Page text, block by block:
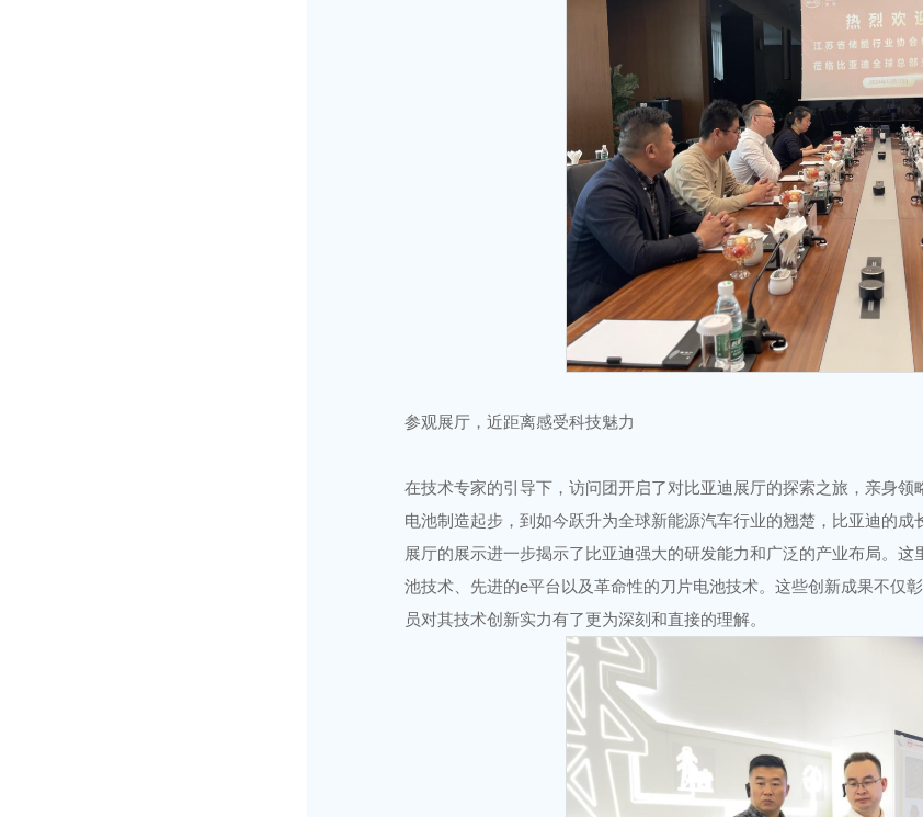
参观展厅，近距离感受科技魅力
在技术专家的引导下，访问团开启了对比亚迪展厅的探索之旅，亲身
电池制造起步，到如今跃升为全球新能源汽车行业的翘楚，比亚迪的成
展厅的展示进一步揭示了比亚迪强大的研发能力和广泛的产业布局。
池技术、先进的e平台以及革命性的刀片电池技术。这些创新成果不仅
员对其技术创新实力有了更为深刻和直接的理解。